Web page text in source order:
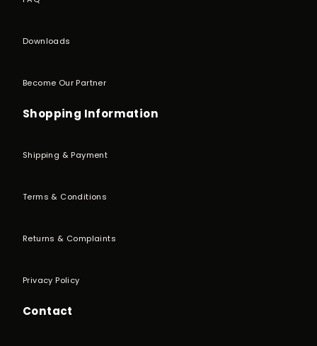
Downloads
Become Our Partner
Shopping Information
Shipping & Payment
Terms & Conditions
Returns & Complaints
Privacy Policy
Contact